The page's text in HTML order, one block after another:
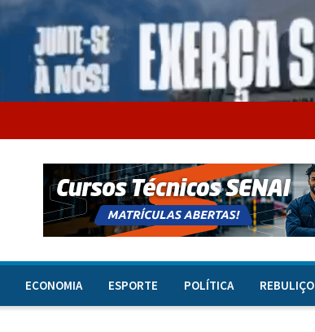
ECONOMIA ESPORTE POLÍTICA REBULIÇO